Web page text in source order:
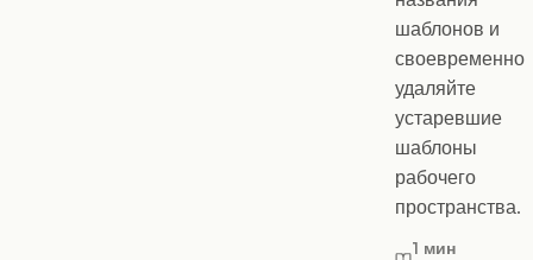
шаблонов и
своевременно
удаляйте
устаревшие
шаблоны
рабочего
пространства.
1 мин